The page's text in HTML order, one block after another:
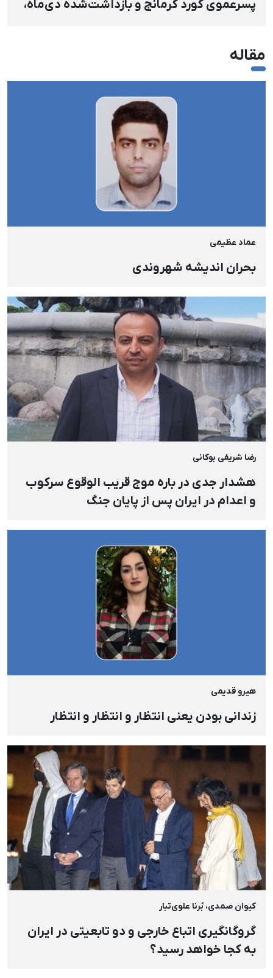
پسرعموی کورد کُرمانج و بازداشت‌شده دی‌ماه،
مقاله
عماد عظیمی
بحران اندیشه شهروندی
رضا شریفی بوکانی
هشدار جدی در باره موج قریب الوقوع سرکوب
و اعدام در ایران پس از پایان جنگ
هیرو قدیمی
زندانی بودن یعنی انتظار و انتظار و انتظار
کیوان صمدی، بُرنا علوی‌تبار
گروگانگیری اتباع خارجی و دو تابعیتی در ایران
به کجا خواهد رسید؟